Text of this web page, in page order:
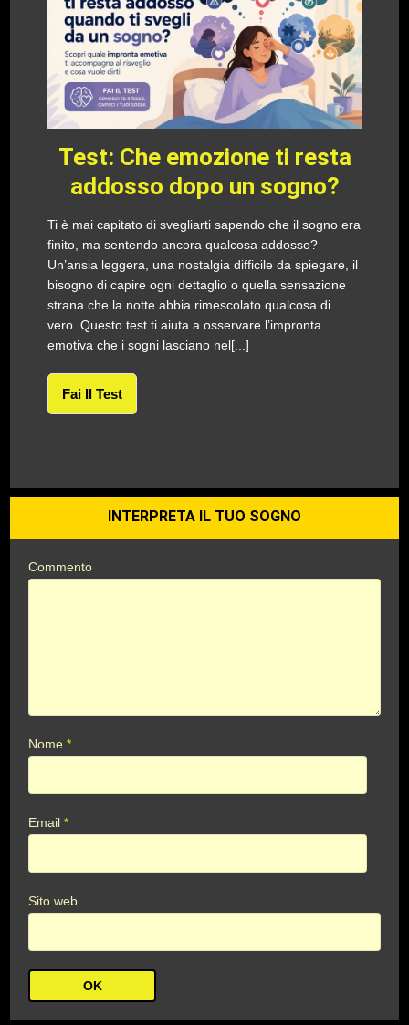
Test: Che emozione ti resta
addosso dopo un sogno?
Ti è mai capitato di svegliarti sapendo che il sogno era
finito, ma sentendo ancora qualcosa addosso?
Un’ansia leggera, una nostalgia difficile da spiegare, il
bisogno di capire ogni dettaglio o quella sensazione
strana che la notte abbia rimescolato qualcosa di
vero. Questo test ti aiuta a osservare l’impronta
emotiva che i sogni lasciano nel[...]
Fai Il Test
INTERPRETA IL TUO SOGNO
Commento
Nome*
Email*
Sito web